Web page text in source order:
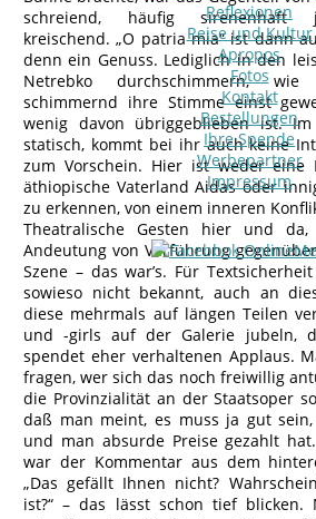
Reflexionen
Reise und Kultur
Apropos
Fotos
Kontakt
Bestellungen
Ihre Spende
Werbepartner
Impressum
schreiend, häufig sirenenhaft
kreischend. „O patria mia“ ist dann
denn ein Genuss. Lediglich in den
Netrebko durchschimmern,
schimmernd ihre Stimme einst
wenig davon übriggeblieben ist.
statisch, kommt bei ihr auch keine
zum Vorschein. Hier ist weder eine
äthiopische Vaterland Aidas oder
zu erkennen, von einem inneren
Theatralische Gesten hier und da,
Andeutung von Verführung
Szene – das war’s. Für
sowieso nicht bekannt, auch an
diese mehrmals auf längen Teilen
und -girls auf der Galerie jubeln,
spendet eher verhaltenen Applaus.
fragen, wer sich das noch freiwillig
die Provinzialität an der Staatsoper
daß man meint, es muss ja gut
und man absurde Preise gezahlt
war der Kommentar aus dem
„Das gefällt Ihnen nicht?
ist?“ – das lässt schon tief